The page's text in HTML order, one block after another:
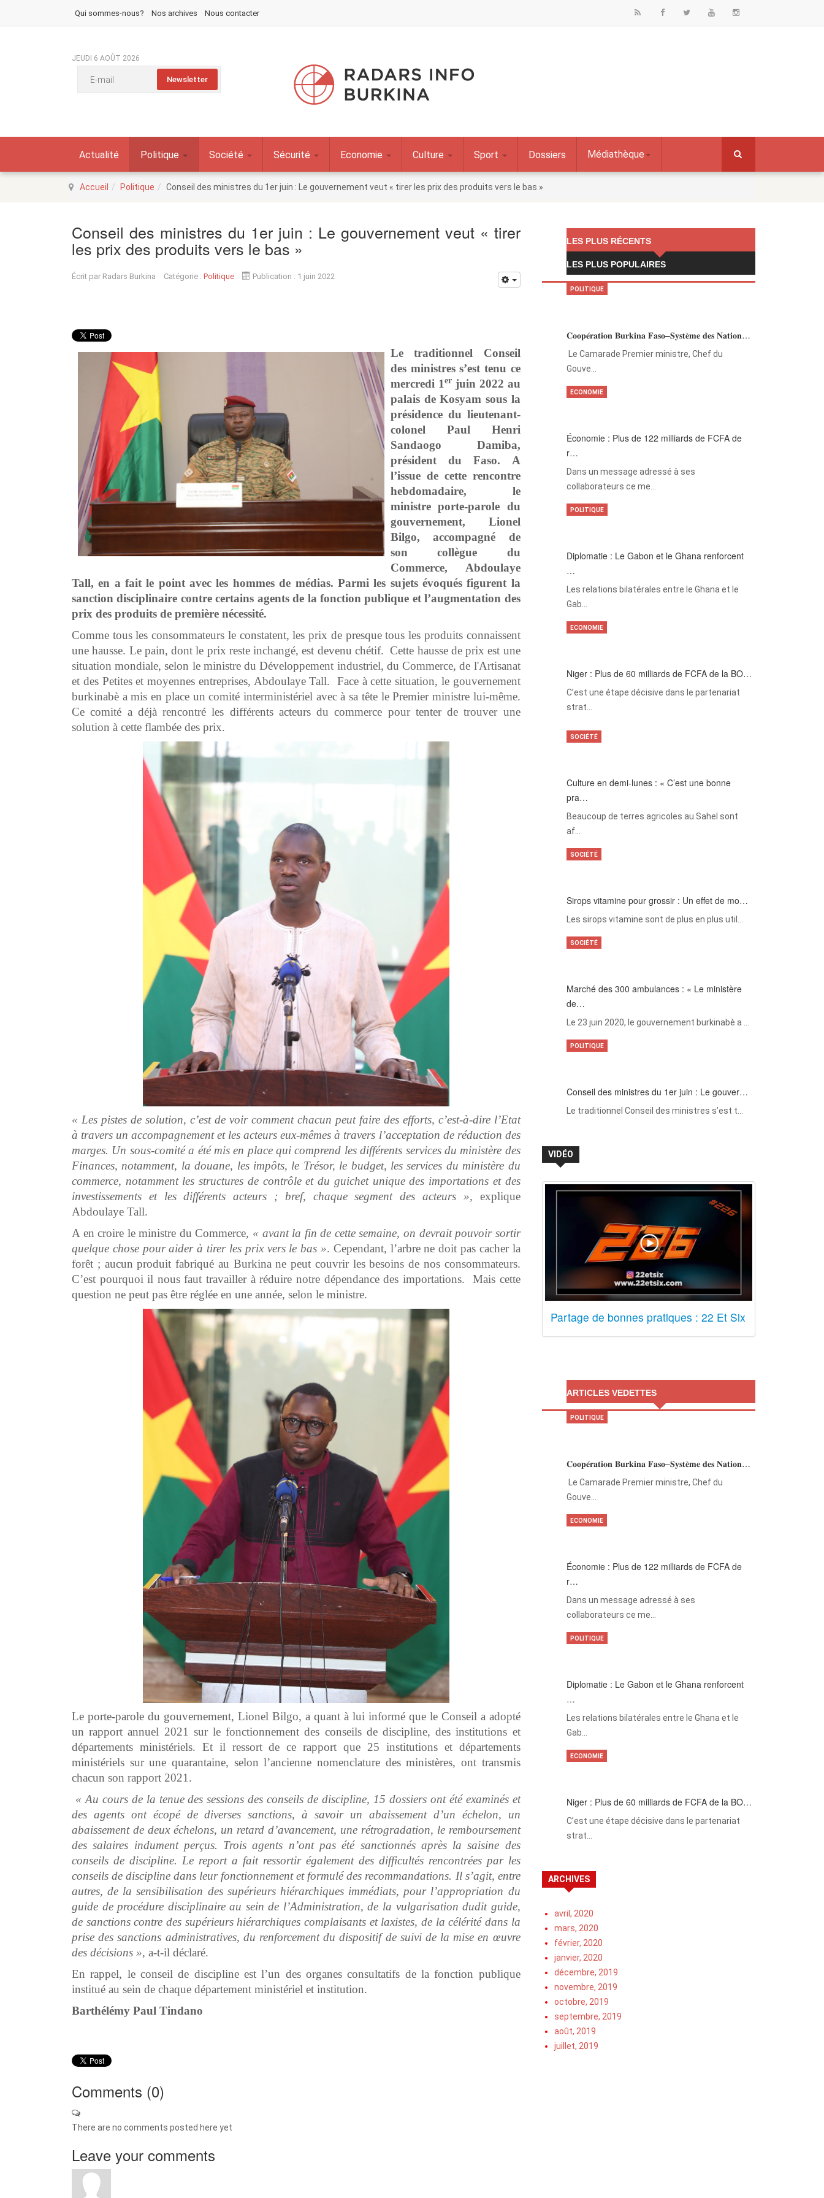
Qui sommes-nous? Nos archives Nous contacter
JEUDI 6 AOÛT 2026
Actualité Politique Société Sécurité Economie Culture Sport Dossiers Médiathèque
Accueil Politique Conseil des ministres du 1er juin : Le gouvernement veut « tirer les prix des produits vers le bas »
Conseil des ministres du 1er juin : Le gouvernement veut « tirer
les prix des produits vers le bas »
Écrit par Radars Burkina Catégorie : Politique Publication : 1 juin 2022
Le traditionnel Conseil
des ministres s’est tenu ce
mercredi 1 erjuin 2022 au
palais de Kosyam sous la
présidence du lieutenant-
colonel Paul Henri
Sandaogo Damiba,
président du Faso. A
l’issue de cette rencontre
hebdomadaire, le
ministre porte-parole du
gouvernement, Lionel
Bilgo, accompagné de
son collègue du
Commerce, Abdoulaye
Tall, en a fait le point avec les hommes de médias. Parmi les sujets évoqués figurent la
sanction disciplinaire contre certains agents de la fonction publique et l’augmentation des
prix des produits de première nécessité.
Comme tous les consommateurs le constatent, les prix de presque tous les produits connaissent
une hausse. Le pain, dont le prix reste inchangé, est devenu chétif. Cette hausse de prix est une
situation mondiale, selon le ministre du Développement industriel, du Commerce, de l'Artisanat
et des Petites et moyennes entreprises, Abdoulaye Tall. Face à cette situation, le gouvernement
burkinabè a mis en place un comité interministériel avec à sa tête le Premier ministre lui-même.
Ce comité a déjà rencontré les différents acteurs du commerce pour tenter de trouver une
solution à cette flambée des prix.
« Les pistes de solution, c’est de voir comment chacun peut faire des efforts, c’est-à-dire l’Etat
à travers un accompagnement et les acteurs eux-mêmes à travers l’acceptation de réduction des
marges. Un sous-comité a été mis en place qui comprend les différents services du ministère des
Finances, notamment, la douane, les impôts, le Trésor, le budget, les services du ministère du
commerce, notamment les structures de contrôle et du guichet unique des importations et des
investissements et les différents acteurs ; bref, chaque segment des acteurs », explique
Abdoulaye Tall.
A en croire le ministre du Commerce, « avant la fin de cette semaine, on devrait pouvoir sortir
quelque chose pour aider à tirer les prix vers le bas ». Cependant, l’arbre ne doit pas cacher la
forêt ; aucun produit fabriqué au Burkina ne peut couvrir les besoins de nos consommateurs.
C’est pourquoi il nous faut travailler à réduire notre dépendance des importations. Mais cette
question ne peut pas être réglée en une année, selon le ministre.
Le porte-parole du gouvernement, Lionel Bilgo, a quant à lui informé que le Conseil a adopté
un rapport annuel 2021 sur le fonctionnement des conseils de discipline, des institutions et
départements ministériels. Et il ressort de ce rapport que 25 institutions et départements
ministériels sur une quarantaine, selon l’ancienne nomenclature des ministères, ont transmis
chacun son rapport 2021.
« Au cours de la tenue des sessions des conseils de discipline, 15 dossiers ont été examinés et
des agents ont écopé de diverses sanctions, à savoir un abaissement d’un échelon, un
abaissement de deux échelons, un retard d’avancement, une rétrogradation, le remboursement
des salaires indument perçus. Trois agents n’ont pas été sanctionnés après la saisine des
conseils de discipline. Le report a fait ressortir également des difficultés rencontrées par les
conseils de discipline dans leur fonctionnement et formulé des recommandations. Il s’agit, entre
autres, de la sensibilisation des supérieurs hiérarchiques immédiats, pour l’appropriation du
guide de procédure disciplinaire au sein de l’Administration, de la vulgarisation dudit guide,
de sanctions contre des supérieurs hiérarchiques complaisants et laxistes, de la célérité dans la
prise des sanctions administratives, du renforcement du dispositif de suivi de la mise en œuvre
des décisions », a-t-il déclaré.
En rappel, le conseil de discipline est l’un des organes consultatifs de la fonction publique
institué au sein de chaque département ministériel et institution.
Barthélémy Paul Tindano
Comments (0)
There are no comments posted here yet
Leave your comments
LES PLUS RÉCENTS
LES PLUS POPULAIRES
𝐂𝐨𝐨𝐩𝐞́𝐫𝐚𝐭𝐢𝐨𝐧 𝐁𝐮𝐫𝐤𝐢𝐧𝐚 𝐅𝐚𝐬𝐨–𝐒𝐲𝐬𝐭𝐞̀𝐦𝐞 𝐝𝐞𝐬 𝐍𝐚𝐭𝐢𝐨𝐧…
‎Le Camarade Premier ministre, Chef du
Gouve…
POLITIQUE
Économie : Plus de 122 milliards de FCFA de
r…
Dans un message adressé à ses
collaborateurs ce me…
ECONOMIE
Diplomatie : Le Gabon et le Ghana renforcent
…
Les relations bilatérales entre le Ghana et le
Gab…
POLITIQUE
Niger : Plus de 60 milliards de FCFA de la BO…
C’est une étape décisive dans le partenariat
strat…
ECONOMIE
Culture en demi-lunes : « C’est une bonne
pra…
Beaucoup de terres agricoles au Sahel sont
af…
SOCIÉTÉ
Sirops vitamine pour grossir : Un effet de mo…
Les sirops vitamine sont de plus en plus util…
SOCIÉTÉ
Marché des 300 ambulances : « Le ministère
de…
Le 23 juin 2020, le gouvernement burkinabè a …
SOCIÉTÉ
Conseil des ministres du 1er juin : Le gouver…
Le traditionnel Conseil des ministres s’est t…
POLITIQUE
VIDÉO
Partage de bonnes pratiques : 22 Et Six
ARTICLES VEDETTES
𝐂𝐨𝐨𝐩𝐞́𝐫𝐚𝐭𝐢𝐨𝐧 𝐁𝐮𝐫𝐤𝐢𝐧𝐚 𝐅𝐚𝐬𝐨–𝐒𝐲𝐬𝐭𝐞̀𝐦𝐞 𝐝𝐞𝐬 𝐍𝐚𝐭𝐢𝐨𝐧…
‎Le Camarade Premier ministre, Chef du
Gouve…
POLITIQUE
Économie : Plus de 122 milliards de FCFA de
r…
Dans un message adressé à ses
collaborateurs ce me…
ECONOMIE
Diplomatie : Le Gabon et le Ghana renforcent
…
Les relations bilatérales entre le Ghana et le
Gab…
POLITIQUE
Niger : Plus de 60 milliards de FCFA de la BO…
C’est une étape décisive dans le partenariat
strat…
ECONOMIE
ARCHIVES
avril, 2020
mars, 2020
février, 2020
janvier, 2020
décembre, 2019
novembre, 2019
octobre, 2019
septembre, 2019
août, 2019
juillet, 2019